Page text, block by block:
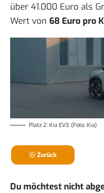
über 41.000 Euro als
Wert von 68 Euro pro
Platz 2: Kia EV3. (Foto: Kia)
Zurück
Du möchtest nicht